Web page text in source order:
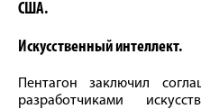
США.
Искусственный интеллект.
Пентагон заключил
разработчиками